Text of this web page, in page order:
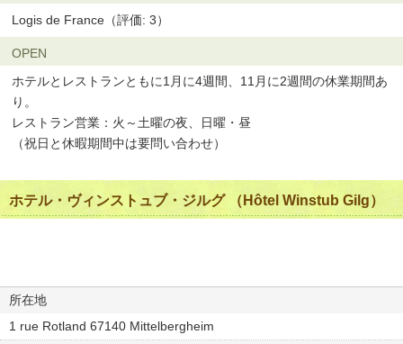
Logis de France（評価: 3）
OPEN
ホテルとレストランともに1月に4週間、11月に2週間の休業期間あ
り。
レストラン営業：火～土曜の夜、日曜・昼
（祝日と休暇期間中は要問い合わせ）
ホテル・ヴィンストュブ・ジルグ （Hôtel Winstub Gilg）
所在地
1 rue Rotland 67140 Mittelbergheim